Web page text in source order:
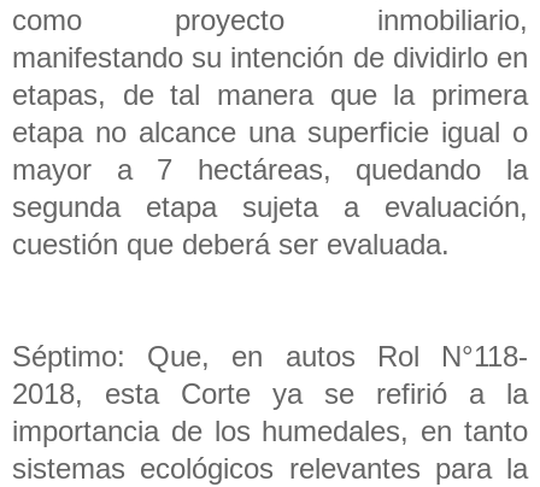
como proyecto inmobiliario,
manifestando su intención de dividirlo en
etapas, de tal manera que la primera
etapa no alcance una superficie igual o
mayor a 7 hectáreas, quedando la
segunda etapa sujeta a evaluación,
cuestión que deberá ser evaluada.
Séptimo: Que, en autos Rol N°118-
2018, esta Corte ya se refirió a la
importancia de los humedales, en tanto
sistemas ecológicos relevantes para la